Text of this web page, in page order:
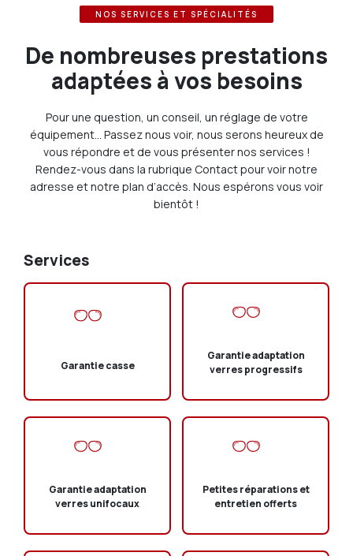
NOS SERVICES ET SPÉCIALITÉS
De nombreuses prestations
adaptées à vos besoins
Pour une question, un conseil, un réglage de votre
équipement… Passez nous voir, nous serons heureux de
vous répondre et de vous présenter nos services !
Rendez-vous dans la rubrique Contact pour voir notre
adresse et notre plan d’accès. Nous espérons vous voir
bientôt !
Services
Garantie casse
Garantie adaptation
verres progressifs
Garantie adaptation
verres unifocaux
Petites réparations et
entretien offerts